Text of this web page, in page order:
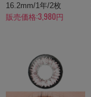
16.2mm/1年/2枚
販売価格:3,980円